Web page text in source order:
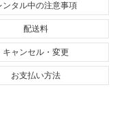
ンタル中の注意事項
配送料
キャンセル・変更
お支払い方法